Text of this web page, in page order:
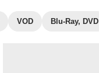
VOD Blu-Ray, DVD